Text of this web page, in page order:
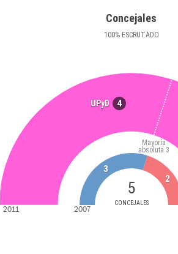
Concejales
100%ESCRUTADO
UPyD 4
5
CONCEJALES
Mayoría
absoluta 3
3
2
2011 2007